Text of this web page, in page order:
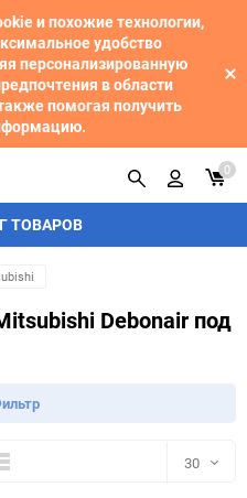
и похожие технологии,
удобство
персонализированную
в области
помогая получить
ТОВАРОВ
0
Debonair под
30